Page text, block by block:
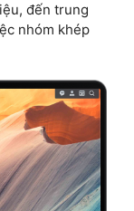
đến trung
nhóm khép